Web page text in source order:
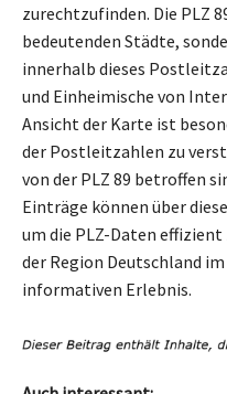
zurechtzufinden. Die PLZ
bedeutenden Städte,
innerhalb dieses
und Einheimische von
Ansicht der Karte ist
der Postleitzahlen zu
von der PLZ 89 betroffen
Einträge können über
um die PLZ-Daten effizient
der Region Deutschland
informativen Erlebnis.